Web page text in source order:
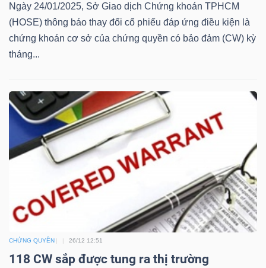
Ngày 24/01/2025, Sở Giao dịch Chứng khoán TPHCM
(HOSE) thông báo thay đổi cổ phiếu đáp ứng điều kiện là
chứng khoán cơ sở của chứng quyền có bảo đảm (CW) kỳ
tháng...
CHỨNG QUYỀN 26/12 12:51
118 CW sắp được tung ra thị trường
Tất cả Cổ phiếu Chỉ số Chứng chỉ quỹ
Lãnh
Tất cả Người nội bộ Người liên quan
Tin
tức
Bài
của
tác